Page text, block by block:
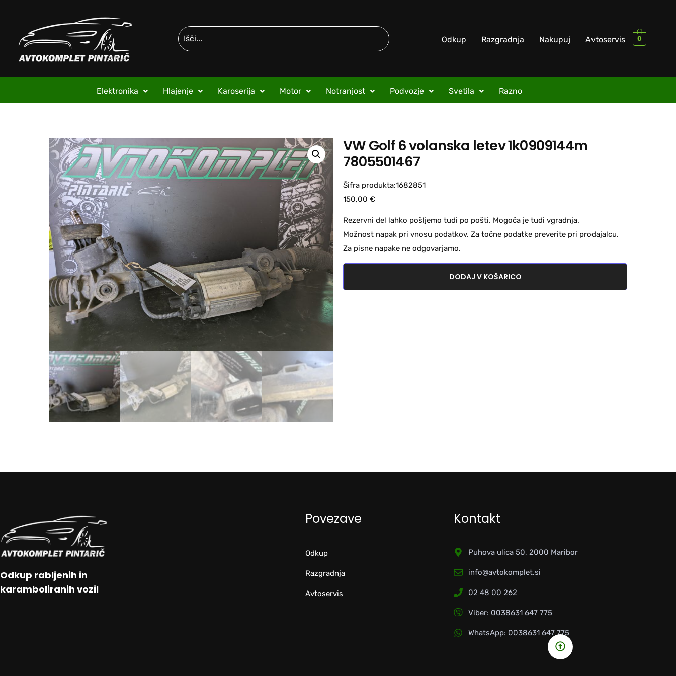
Odkup Razgradnja Nakupuj Avtoservis 0
Elektronika Hlajenje Karoserija Motor Notranjost Podvozje Svetila Razno
VW Golf 6 volanska letev 1k0909144m
7805501467
Šifra produkta:1682851
150,00 €
Rezervni del lahko pošljemo tudi po pošti. Mogoča je tudi vgradnja.
Možnost napak pri vnosu podatkov. Za točne podatke preverite pri prodajalcu.
Za pisne napake ne odgovarjamo.
DODAJ V KOŠARICO
Odkup rabljenih in
karamboliranih vozil
Povezave
Odkup
Razgradnja
Avtoservis
Kontakt
Puhova ulica 50, 2000 Maribor
info@avtokomplet.si
02 48 00 262
Viber: 0038631 647 775
WhatsApp: 0038631 647 775